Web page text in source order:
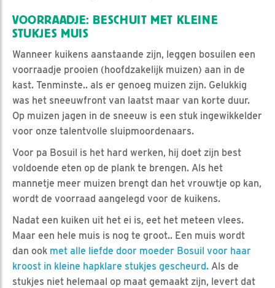
VOORRAADJE: BESCHUIT MET KLEINE
STUKJES MUIS
Wanneer kuikens aanstaande zijn, leggen bosuilen een
voorraadje prooien (hoofdzakelijk muizen) aan in de
kast. Tenminste.. als er genoeg muizen zijn. Gelukkig
was het sneeuwfront van laatst maar van korte duur.
Op muizen jagen in de sneeuw is een stuk ingewikkelder
voor onze talentvolle sluipmoordenaars.
Voor pa Bosuil is het hard werken, hij doet zijn best
voldoende eten op de plank te brengen. Als het
mannetje meer muizen brengt dan het vrouwtje op kan,
wordt de voorraad aangelegd voor de kuikens.
Nadat een kuiken uit het ei is, eet het meteen vlees.
Maar een hele muis is nog te groot.. Een muis wordt
dan ook met alle liefde door moeder Bosuil voor haar
kroost in kleine hapklare stukjes gescheurd. Als de
stukjes niet helemaal op maat gemaakt zijn, levert dat